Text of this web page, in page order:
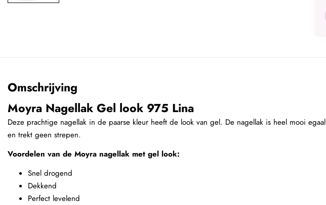
Omschrijving
Moyra Nagellak Gel look 975 Lina
Deze prachtige nagellak in de paarse kleur heeft de look van gel. De nagellak is heel mooi egaal
en trekt geen strepen.
Voordelen van de Moyra nagellak met gel look:
Snel drogend
Dekkend
Perfect levelend